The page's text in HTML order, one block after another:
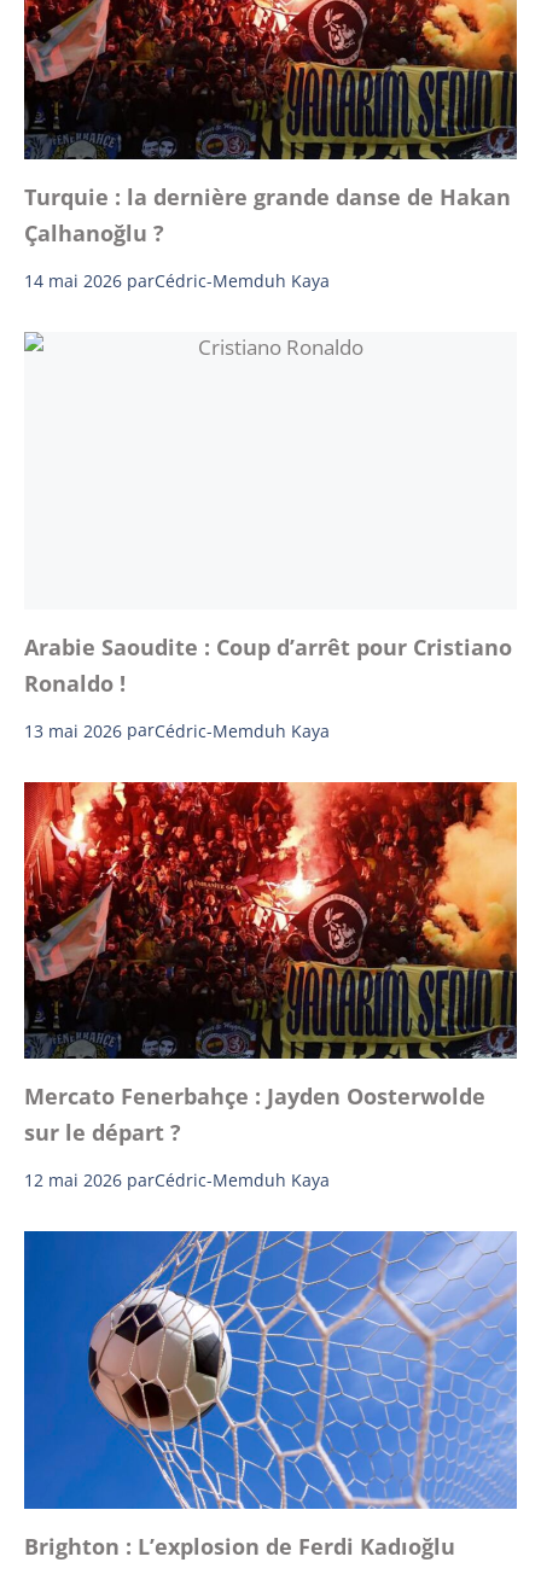
Turquie : la dernière grande danse de Hakan
Çalhanoğlu ?
14 mai 2026 parCédric-Memduh Kaya
Arabie Saoudite : Coup d’arrêt pour Cristiano
Ronaldo !
13 mai 2026 parCédric-Memduh Kaya
Mercato Fenerbahçe : Jayden Oosterwolde
sur le départ ?
12 mai 2026 parCédric-Memduh Kaya
Brighton : L’explosion de Ferdi Kadıoğlu